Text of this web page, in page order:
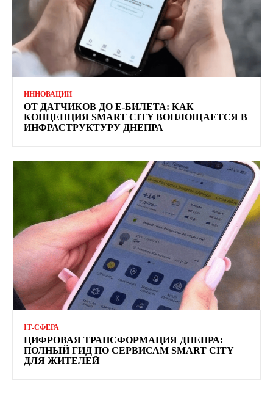
ИННОВАЦИИ
ОТ ДАТЧИКОВ ДО Е-БИЛЕТА: КАК
КОНЦЕПЦИЯ SMART CITY ВОПЛОЩАЕТСЯ В
ИНФРАСТРУКТУРУ ДНЕПРА
ІТ-СФЕРА
ЦИФРОВАЯ ТРАНСФОРМАЦИЯ ДНЕПРА:
ПОЛНЫЙ ГИД ПО СЕРВИСАМ SMART CITY
ДЛЯ ЖИТЕЛЕЙ